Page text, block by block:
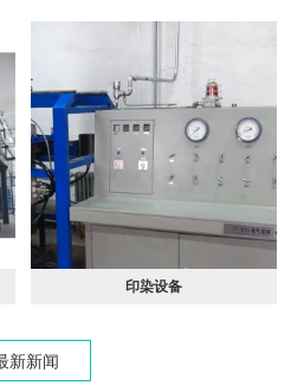
印染设备
新新闻